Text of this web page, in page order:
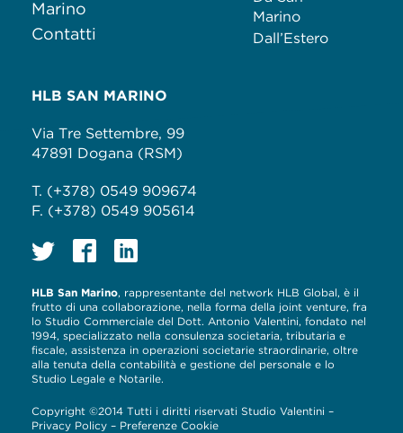
Marino
Contatti
Marino
Dall’Estero
HLB SAN MARINO
Via Tre Settembre, 99
47891 Dogana (RSM)
T. (+378) 0549 909674
F. (+378) 0549 905614
HLB San Marino, rappresentante del network HLB Global, è il
frutto di una collaborazione, nella forma della joint venture, fra
lo Studio Commerciale del Dott. Antonio Valentini, fondato nel
1994, specializzato nella consulenza societaria, tributaria e
fiscale, assistenza in operazioni societarie straordinarie, oltre
alla tenuta della contabilità e gestione del personale e lo
Studio Legale e Notarile.
Copyright ©2014 Tutti i diritti riservati Studio Valentini –
Privacy Policy – Preferenze Cookie